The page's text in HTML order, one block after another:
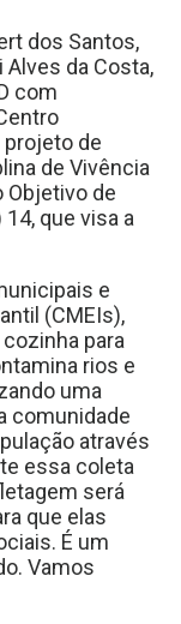
dos Santos,
Alves da Costa,
com
projeto de
de Vivência
Objetivo de
que visa a
e
(CMEIs),
para
rios e
uma
comunidade
através
essa coleta
será
que elas
É um
Vamos